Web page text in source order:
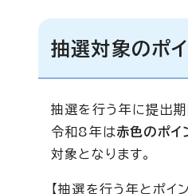
抽選対象のポ
抽選を行う年に提出期
令和8年は赤色のポ
対象となります。
【抽選を行う年とポイ